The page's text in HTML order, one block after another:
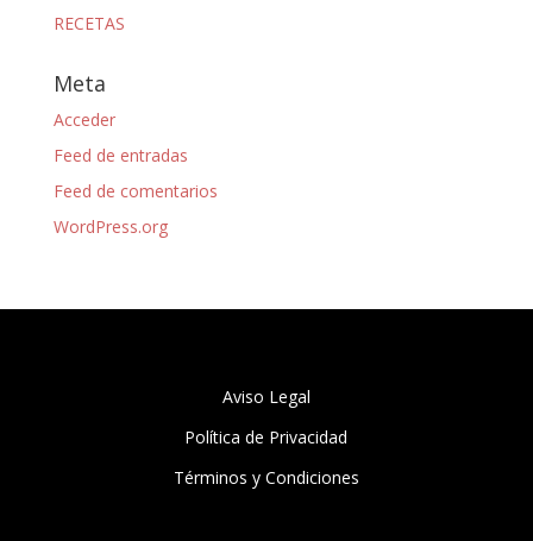
RECETAS
Meta
Acceder
Feed de entradas
Feed de comentarios
WordPress.org
Aviso Legal
Política de Privacidad
Términos y Condiciones